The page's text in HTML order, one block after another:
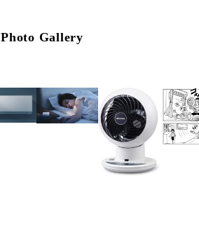
Photo Gallery